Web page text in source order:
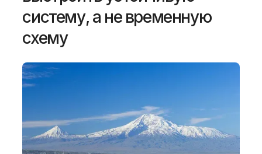
Услуги
О нас
систему, а не временную
схему